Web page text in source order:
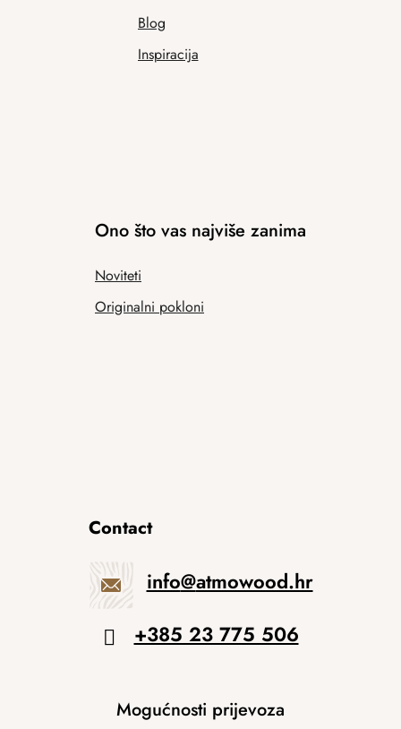
Blog
Inspiracija
Ono što vas najviše zanima
Noviteti
Originalni pokloni
Contact
info@atmowood.hr
+385 23 775 506
Mogućnosti prijevoza